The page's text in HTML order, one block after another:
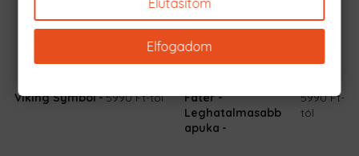
Viking Symbol 5990 Ft-tól
Fater -
Leghatalmasabb
apuka
5990 Ft-
tól
Elutasítom
Elfogadom